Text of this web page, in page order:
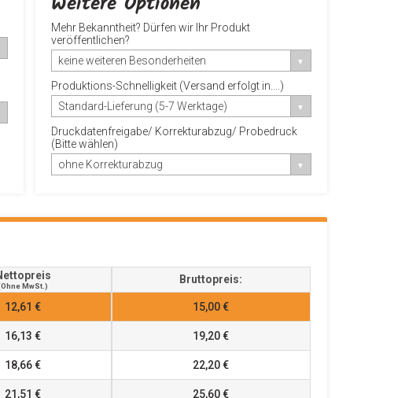
Mehr Bekanntheit? Dürfen wir Ihr Produkt
veröffentlichen?
keine weiteren Besonderheiten
Produktions-Schnelligkeit (Versand erfolgt in....)
Standard-Lieferung (5-7 Werktage)
Druckdatenfreigabe/ Korrekturabzug/ Probedruck
(Bitte wählen)
ohne Korrekturabzug
MwSt.)
Bruttopreis:
12,61 € 15,00 €
16,13 € 19,20 €
18,66 € 22,20 €
21,51 € 25,60 €